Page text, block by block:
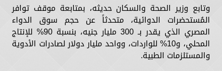
وتابع وزير الصحة والسكان حديثه، بمتابعة موقف توافر
المُستحضرات الدوائية، متحدثاً عن حجم سوق الدواء
المصري الذي يقدر بـ 300 مليار جنيه، بنسبة 90% للإنتاج
المحلي، و10% للواردات، وواحد مليار دولار لصادرات الأدوية
والمستلزمات الطبية.